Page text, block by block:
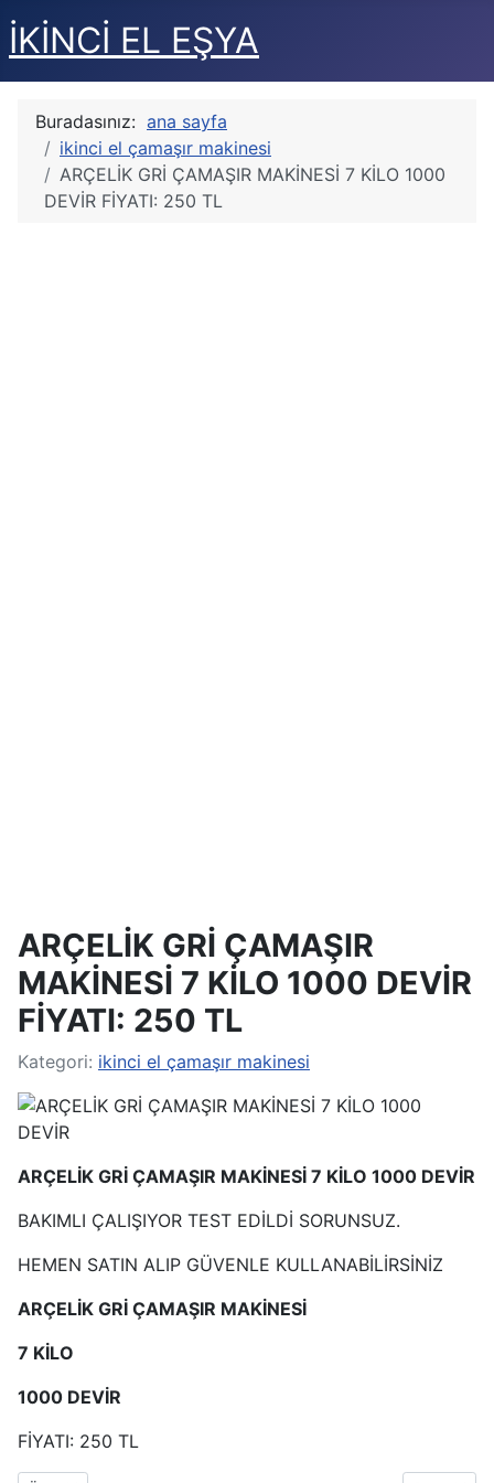
İKİNCİ EL EŞYA
Buradasınız: ana sayfa
ikinci el çamaşır makinesi
ARÇELİK GRİ ÇAMAŞIR MAKİNESİ 7 KİLO 1000
DEVİR FİYATI: 250 TL
ARÇELİK GRİ ÇAMAŞIR
MAKİNESİ 7 KİLO 1000 DEVİR
FİYATI: 250 TL
Kategori: ikinci el çamaşır makinesi
ARÇELİK GRİ ÇAMAŞIR MAKİNESİ 7 KİLO 1000 DEVİR
BAKIMLI ÇALIŞIYOR TEST EDİLDİ SORUNSUZ.
HEMEN SATIN ALIP GÜVENLE KULLANABİLİRSİNİZ
ARÇELİK GRİ ÇAMAŞIR MAKİNESİ
7 KİLO
1000 DEVİR
FİYATI: 250 TL